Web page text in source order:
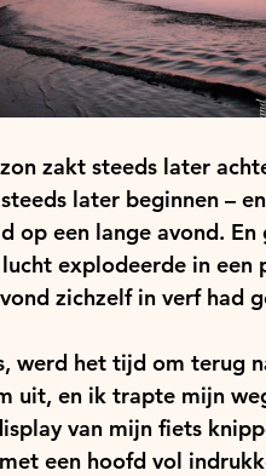
zakt steeds later
later beginnen –
op een lange avond.
explodeerde in een
zichzelf in verf had
werd het tijd om terug
uit, en ik trapte mijn
van mijn fiets
een hoofd vol